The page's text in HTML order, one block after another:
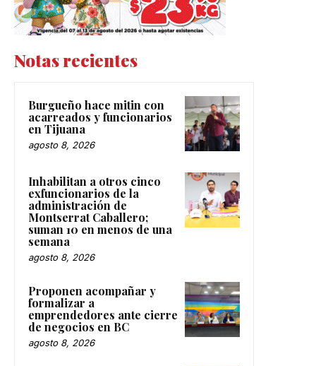
Notas recientes
Burgueño hace mitin con
acarreados y funcionarios
en Tijuana
agosto 8, 2026
Inhabilitan a otros cinco
exfuncionarios de la
administración de
Montserrat Caballero;
suman 10 en menos de una
semana
agosto 8, 2026
Proponen acompañar y
formalizar a
emprendedores ante cierre
de negocios en BC
agosto 8, 2026